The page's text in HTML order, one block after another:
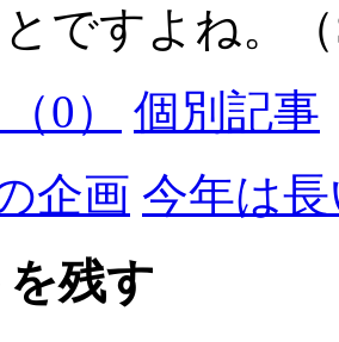
ですよね。（
0）
個別記事
企画 今年は
残す